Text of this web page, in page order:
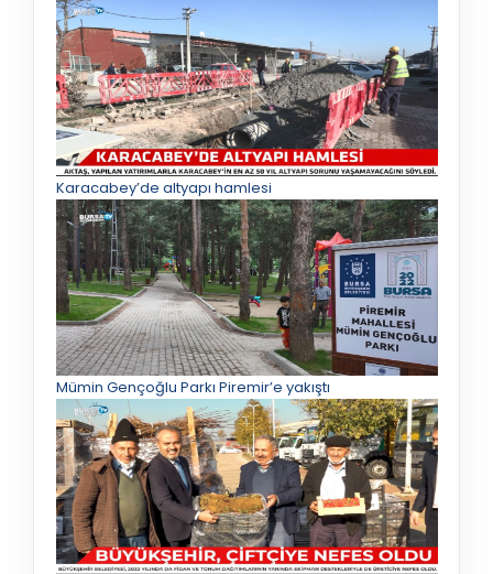
Karacabey’de altyapı hamlesi
Mümin Gençoğlu Parkı Piremir’e yakıştı